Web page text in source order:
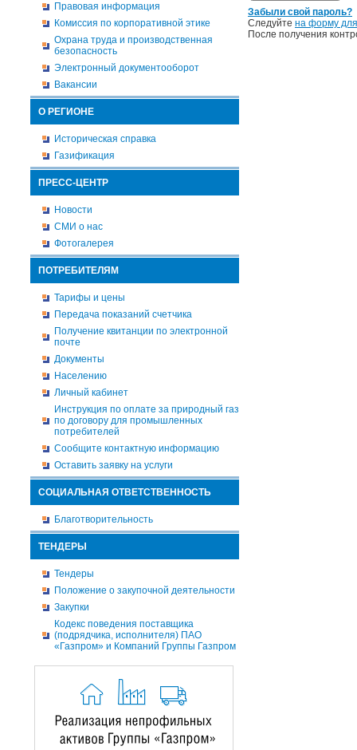
Правовая информация
Комиссия по корпоративной этике
Охрана труда и производственная
безопасность
Электронный документооборот
Вакансии
О РЕГИОНЕ
Историческая справка
Газификация
ПРЕСС-ЦЕНТР
Новости
СМИ о нас
Фотогалерея
ПОТРЕБИТЕЛЯМ
Тарифы и цены
Передача показаний счетчика
Получение квитанции по электронной
почте
Документы
Населению
Личный кабинет
Инструкция по оплате за природный газ
по договору для промышленных
потребителей
Сообщите контактную информацию
Оставить заявку на услуги
СОЦИАЛЬНАЯ ОТВЕТСТВЕННОСТЬ
Благотворительность
ТЕНДЕРЫ
Тендеры
Положение о закупочной деятельности
Закупки
Кодекс поведения поставщика
(подрядчика, исполнителя) ПАО
«Газпром» и Компаний Группы Газпром
Забыли свой пароль?
Следуйте на форму
После получения